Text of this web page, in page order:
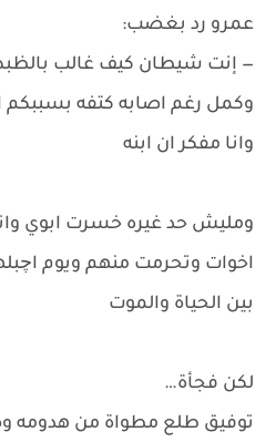
عمرو رد بغضب:
— إنت شيطان كيف غالب
وكمل رغم اصابه كتفه
وانا مفكر ان ابنه
ومليش حد غيره خسرت ابوي
اخوات وتحرمت منهم ويوم
بين الحياة والموت
لكن فجأة…
توفيق طلع مطواة من هدومه